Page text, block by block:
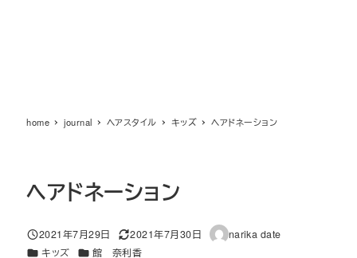
home journal ヘアスタイル キッズ ヘアドネーション
ヘアドネーション
投稿日
2021年7月29日
更新日
2021年7月30日
著
narika date
カテゴリー
キッズ カテゴリー
館 奈利香